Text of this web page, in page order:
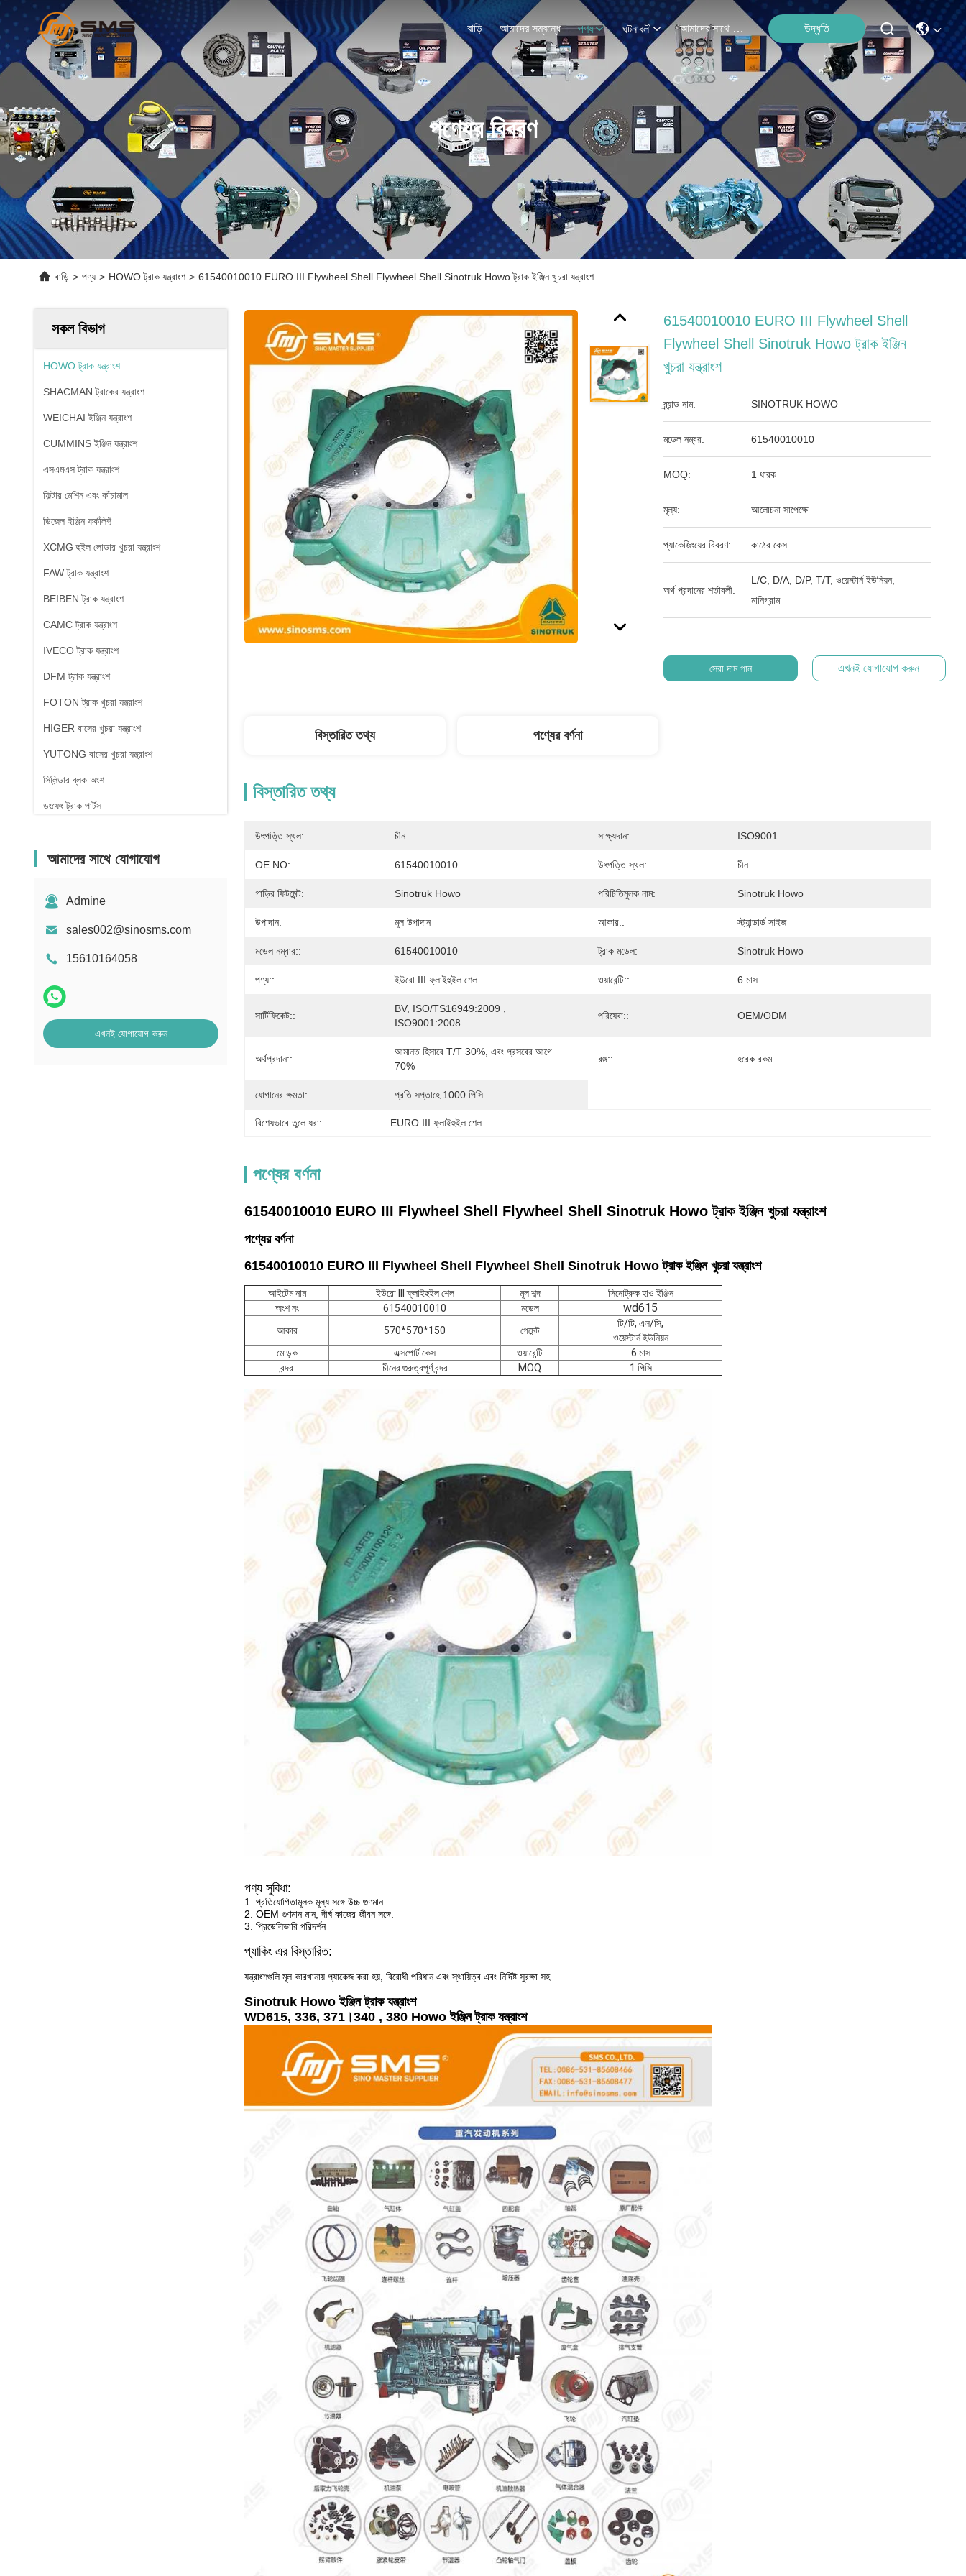
বাড়ি আমাদের সম্বন্ধে পণ্য ঘটনাবলী আমাদের সাথে যোগাযোগ উদ্ধৃতি
পণ্যের বিবরণ
বাড়ি > পণ্য > HOWO ট্রাক যন্ত্রাংশ > 61540010010 EURO III Flywheel Shell Flywheel Shell Sinotruk Howo ট্রাক ইঞ্জিন খুচরা যন্ত্রাংশ
সকল বিভাগ
HOWO ট্রাক যন্ত্রাংশ
SHACMAN ট্রাকের যন্ত্রাংশ
WEICHAI ইঞ্জিন যন্ত্রাংশ
CUMMINS ইঞ্জিন যন্ত্রাংশ
এসএমএস ট্রাক যন্ত্রাংশ
ফিল্টার মেশিন এবং কাঁচামাল
ডিজেল ইঞ্জিন ফর্কলিফ্ট
XCMG হুইল লোডার খুচরা যন্ত্রাংশ
FAW ট্রাক যন্ত্রাংশ
BEIBEN ট্রাক যন্ত্রাংশ
CAMC ট্রাক যন্ত্রাংশ
IVECO ট্রাক যন্ত্রাংশ
DFM ট্রাক যন্ত্রাংশ
FOTON ট্রাক খুচরা যন্ত্রাংশ
HIGER বাসের খুচরা যন্ত্রাংশ
YUTONG বাসের খুচরা যন্ত্রাংশ
সিলিন্ডার ব্লক অংশ
ডংফেং ট্রাক পার্টস
আমাদের সাথে যোগাযোগ
Admine
sales002@sinosms.com
15610164058
এখনই যোগাযোগ করুন
61540010010 EURO III Flywheel Shell
Flywheel Shell Sinotruk Howo ট্রাক ইঞ্জিন
খুচরা যন্ত্রাংশ
ব্র্যান্ড নাম: SINOTRUK HOWO
মডেল নম্বর: 61540010010
MOQ: 1 ধারক
মূল্য: আলোচনা সাপেক্ষে
প্যাকেজিংয়ের বিবরণ: কাঠের কেস
অর্থ প্রদানের শর্তাবলী:
L/C, D/A, D/P, T/T, ওয়েস্টার্ন ইউনিয়ন,
মানিগ্রাম
সেরা দাম পান এখনই যোগাযোগ করুন
বিস্তারিত তথ্য পণ্যের বর্ণনা
বিস্তারিত তথ্য
উৎপত্তি স্থল: চীন সাক্ষ্যদান: ISO9001
OE NO: 61540010010 উৎপত্তি স্থল: চীন
গাড়ির ফিটমেন্ট: Sinotruk Howo পরিচিতিমুলক নাম: Sinotruk Howo
উপাদান: মূল উপাদান আকার:: স্ট্যান্ডার্ড সাইজ
মডেল নম্বার:: 61540010010 ট্রাক মডেল: Sinotruk Howo
পণ্য:: ইউরো III ফ্লাইহুইল শেল ওয়ারেন্টি:: 6 মাস
সার্টিফিকেট::
BV, ISO/TS16949:2009 ,
ISO9001:2008
পরিষেবা:: OEM/ODM
অর্থপ্রদান::
আমানত হিসাবে T/T 30%, এবং প্রসবের আগে
70%
রঙ:: হরেক রকম
যোগানের ক্ষমতা: প্রতি সপ্তাহে 1000 পিসি
বিশেষভাবে তুলে ধরা: EURO III ফ্লাইহুইল শেল
পণ্যের বর্ণনা
61540010010 EURO III Flywheel Shell Flywheel Shell Sinotruk Howo ট্রাক ইঞ্জিন খুচরা যন্ত্রাংশ
পণ্যের বর্ণনা
61540010010 EURO III Flywheel Shell Flywheel Shell Sinotruk Howo ট্রাক ইঞ্জিন খুচরা যন্ত্রাংশ
আইটেম নাম ইউরো III ফ্লাইহুইল শেল মূল শব্দ
সিনোট্রুক হাও ইঞ্জিন
অংশ নং
61540010010 মডেল wd615
আকার 570*570*150 পেমেন্ট
টি/টি, এল/সি,
ওয়েস্টার্ন ইউনিয়ন
মোড়ক
এক্সপোর্ট কেস ওয়ারেন্টি
6 মাস
বন্দর
চীনের গুরুত্বপূর্ণ বন্দর MOQ 1 পিসি
পণ্য সুবিধা:
1. প্রতিযোগিতামূলক মূল্য সঙ্গে উচ্চ গুণমান.
2. OEM গুণমান মান, দীর্ঘ কাজের জীবন সঙ্গে.
3. প্রিডেলিভারি পরিদর্শন
প্যাকিং এর বিস্তারিত:
যন্ত্রাংশগুলি মূল কারখানায় প্যাকেজ করা হয়, বিরোধী পরিধান এবং স্থায়িত্ব এবং নির্দিষ্ট সুরক্ষা সহ
Sinotruk Howo ইঞ্জিন ট্রাক যন্ত্রাংশ
WD615, 336, 371।340 , 380 Howo ইঞ্জিন ট্রাক যন্ত্রাংশ